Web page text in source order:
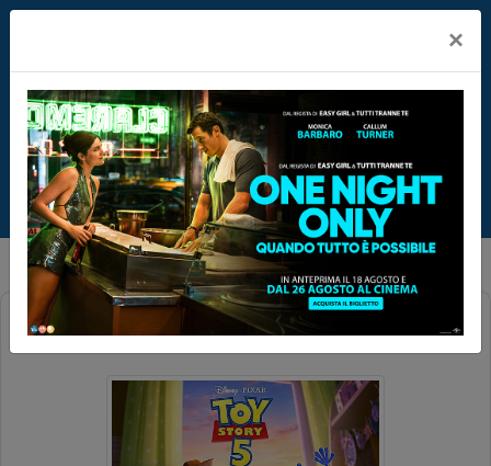
TOY STORY 5
×